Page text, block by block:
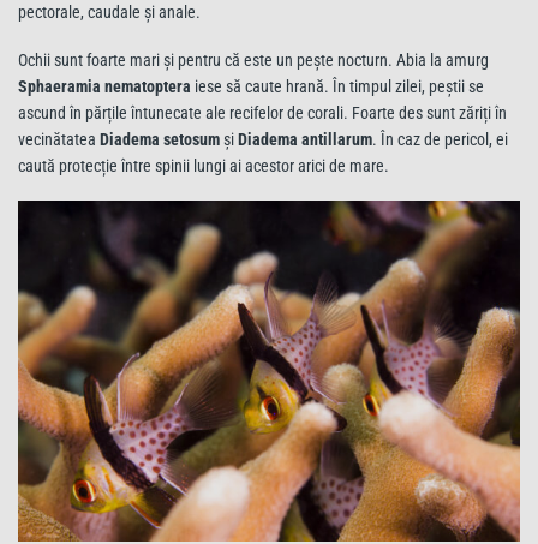
pectorale, caudale și anale.
Ochii sunt foarte mari și pentru că este un pește nocturn. Abia la amurg
Sphaeramia nematoptera iese să caute hrană. În timpul zilei, peștii se
ascund în părțile întunecate ale recifelor de corali. Foarte des sunt zăriți în
vecinătatea Diadema setosumșiDiadema antillarum. În caz de pericol, ei
caută protecție între spinii lungi ai acestor arici de mare.